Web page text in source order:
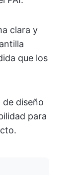
clara y
que los
diseño
para